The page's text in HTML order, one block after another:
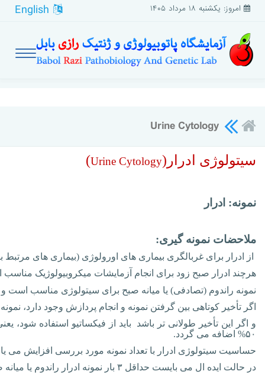
امروز: یکشنبه ۱۸ مرداد ۱۴۰۵
Urine Cytology
سیتولوژی ادرار (
Urine Cytology
)
نمونه: ادرار
ملاحضات نمونه گیری:
از ادرار برای غربالگری بیماری های اورولوژی (بیماری های مرتبط
هرچند ادرار صبح زود برای انجام آزمایشات میکروبیولوژیک
نمونه راندوم (تصادفی) یا میانه صبح برای سیتولوژی مناسب
اگر تأخیر کوتاهی بین گرفتن نمونه و انجام پردازش وجود دارد،
و اگر این تأخیر طولانی تر باشد باید از فیکساتیو استفاده
۵۰%
اضافه می گردد.
حساسیت سیتولوژی ادرار با تعداد نمونه مورد بررسی افزایش می
در حالت ایده ال می بایست حداقل ۳ بار نمونه ادرار راندوم یا میانه صبح برای مطالعه سیتولوژی ارسال شود.